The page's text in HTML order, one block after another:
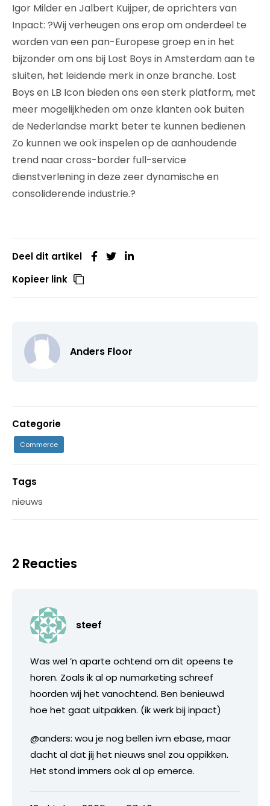
Igor Milder en Jalbert Kuijper, de oprichters van
Inpact: ?Wij verheugen ons erop om onderdeel te
worden van een pan-Europese groep en in het
bijzonder om ons bij Lost Boys in Amsterdam aan te
sluiten, het leidende merk in onze branche. Lost
Boys en LB Icon bieden ons een sterk platform, met
meer mogelijkheden om onze klanten ook buiten
de Nederlandse markt beter te kunnen bedienen
Zo kunnen we ook inspelen op de aanhoudende
trend naar cross-border full-service
dienstverlening in deze zeer dynamische en
consoliderende industrie.?
Deel dit artikel
Kopieer link
Anders Floor
Categorie
Commerce
Tags
nieuws
2 Reacties
steef
Was wel ’n aparte ochtend om dit opeens te
horen. Zoals ik al op numarketing schreef
hoorden wij het vanochtend. Ben benieuwd
hoe het gaat uitpakken. (ik werk bij inpact)
@anders: wou je nog bellen ivm ebase, maar
dacht al dat jij het nieuws snel zou oppikken.
Het stond immers ook al op emerce.